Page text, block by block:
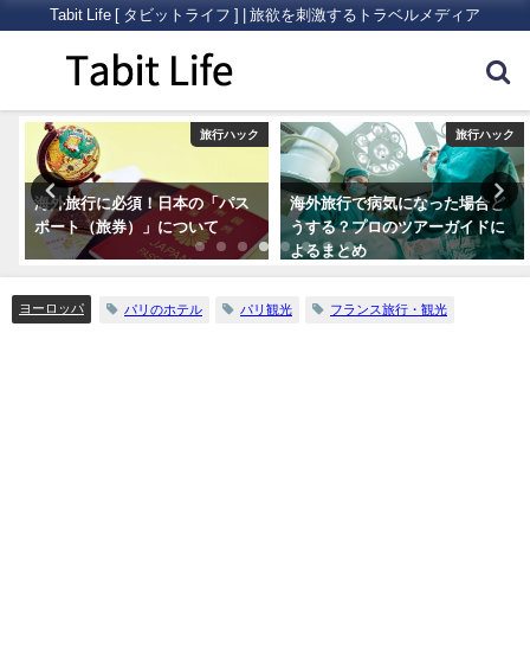
Tabit Life [ タビットライフ ] | 旅欲を刺激するトラベルメディア
旅行ハック
海外旅行に必須！日本の「パス
ポート（旅券）」について
旅行ハック
海外旅行で病気になった場合ど
うする？プロのツアーガイドに
よるまとめ
ヨーロッパ パリのホテル パリ観光 フランス旅行・観光